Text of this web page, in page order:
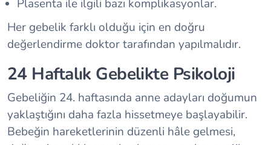
Plasenta ile ilgili bazı komplikasyonlar.
Her gebelik farklı olduğu için en doğru
değerlendirme doktor tarafından yapılmalıdır.
24 Haftalık Gebelikte Psikoloji
Gebeliğin 24. haftasında anne adayları doğumun
yaklaştığını daha fazla hissetmeye başlayabilir.
Bebeğin hareketlerinin düzenli hâle gelmesi,